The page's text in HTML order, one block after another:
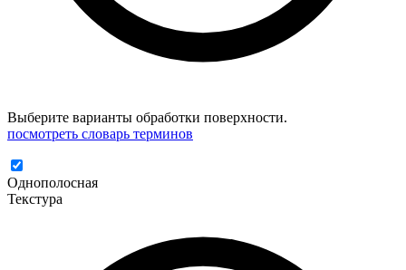
Выберите варианты обработки поверхности.
посмотреть словарь терминов
Однополосная
Текстура